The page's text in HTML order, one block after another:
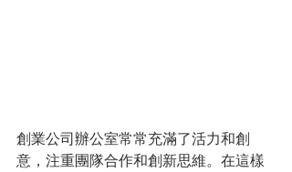
創業公司辦公室常常充滿了活力和創
意，注重團隊合作和創新思維。在這樣